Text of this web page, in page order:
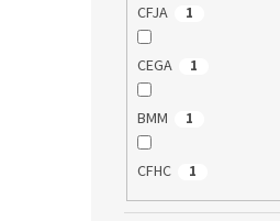
CFJA 1
CEGA 1
BMM 1
CFHC 1